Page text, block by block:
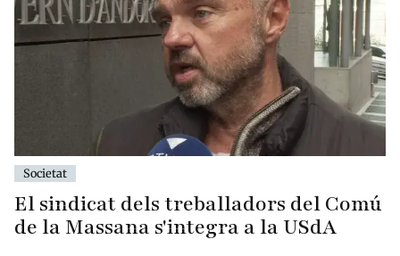
Societat
El sindicat dels treballadors del Comú
de la Massana s'integra a la USdA